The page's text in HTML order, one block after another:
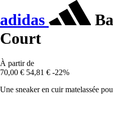
adidas
Court
À partir de
70,00 € 54,81 € -22%
Une sneaker en cuir matelassée